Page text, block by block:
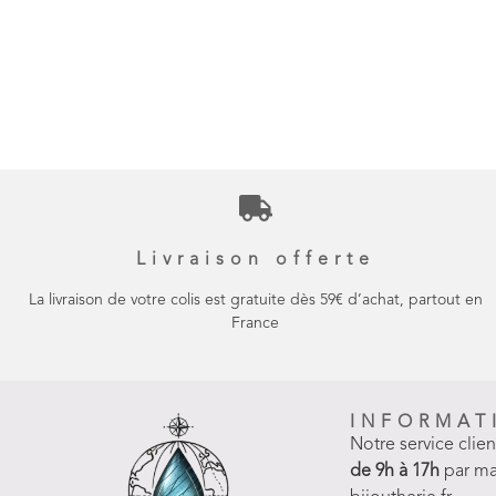
Livraison offerte
La livraison de votre colis est gratuite dès 59€ d’achat, partout en
France
Notre service
de 9h à 17h par